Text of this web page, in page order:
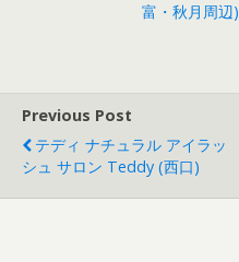
富・秋月周辺)
Previous Post
テディ ナチュラル アイラッ
シュ サロン Teddy (西口)